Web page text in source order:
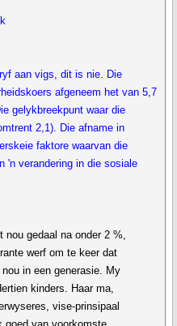
aan vigs, dit is nie. Die
afgeneem het van 5,7
gelykbreekpunt waar die
2,1). Die afname in
faktore waarvan die
'n verandering in die sosiale
nou gedaal na onder 2 %,
werf om te keer dat
in een generasie. My
kinders. Haar ma,
vise-prinsipaal